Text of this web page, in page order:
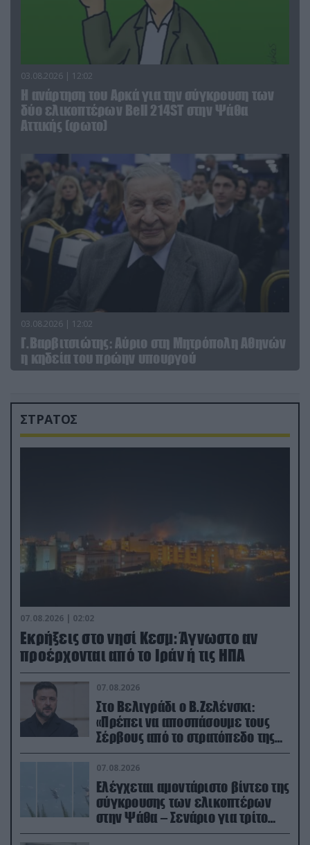
03.08.2026 | 12:02
Η ανάρτηση του Αρκά για την σύγκρουση των
δύο ελικοπτέρων Bell 214ST στην Ψάθα
Αττικής (φωτο)
03.08.2026 | 12:02
Γ.Βαρβιτσιώτης: Aύριο στη Μητρόπολη Αθηνών
η κηδεία του πρώην υπουργού
ΣΤΡΑΤΟΣ
07.08.2026 | 02:02
Εκρήξεις στο νησί Κεσμ: Άγνωστο αν
προέρχονται από το Ιράν ή τις ΗΠΑ
07.08.2026
Στο Βελιγράδι ο Β.Ζελένσκι:
«Πρέπει να αποσπάσουμε τους
Σέρβους από το στρατόπεδο της
Ρωσίας»
07.08.2026
Ελέγχεται αμοντάριστο βίντεο της
σύγκρουσης των ελικοπτέρων
στην Ψάθα – Σενάριο για τρίτο
ελικόπτερο